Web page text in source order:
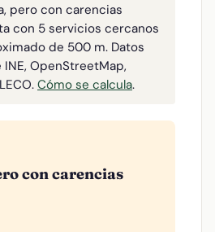
pero con carencias
con 5 servicios cercanos
de 500 m. Datos
OpenStreetMap,
Cómo se calcula.
con carencias